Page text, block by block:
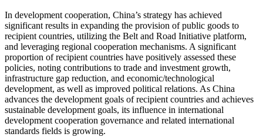
In development cooperation, China’s strategy has achieved
significant results in expanding the provision of public goods to
recipient countries, utilizing the Belt and Road Initiative platform,
and leveraging regional cooperation mechanisms. A significant
proportion of recipient countries have positively assessed these
policies, noting contributions to trade and investment growth,
infrastructure gap reduction, and economic/technological
development, as well as improved political relations. As China
advances the development goals of recipient countries and achieves
sustainable development goals, its influence in international
development cooperation governance and related international
standards fields is growing.